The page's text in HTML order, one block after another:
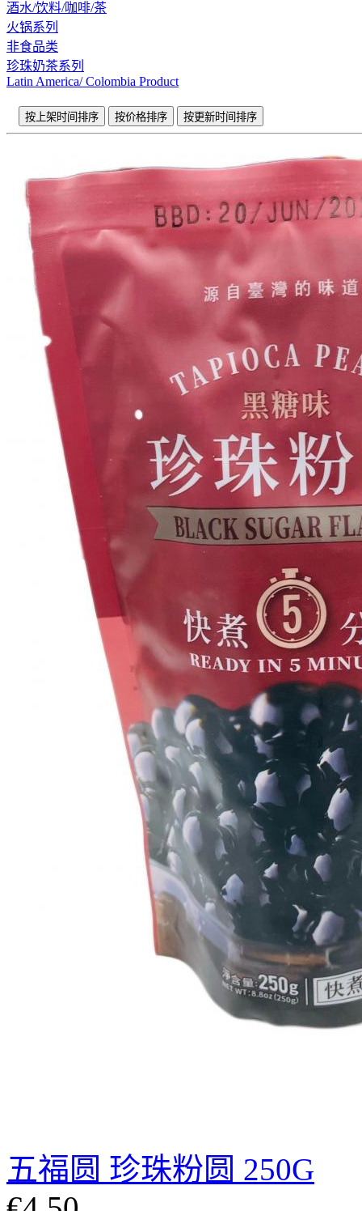
酒水/饮料/咖啡/茶
火锅系列
非食品类
珍珠奶茶系列
Latin America/ Colombia Product
按上架时间排序 按价格排序 按更新时间排序
五福圆 珍珠粉圆 250G